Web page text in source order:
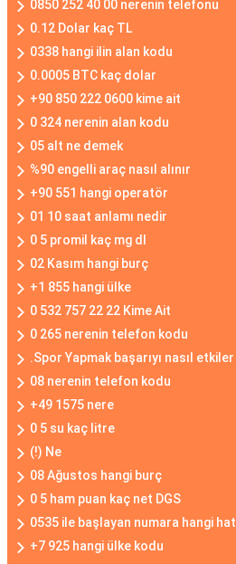
0850 252 40 00 nerenin telefonu
0.12 Dolar kaç TL
0338 hangi ilin alan kodu
0.0005 BTC kaç dolar
+90 850 222 0600 kime ait
0 324 nerenin alan kodu
05 alt ne demek
%90 engelli araç nasıl alınır
+90 551 hangi operatör
01 10 saat anlamı nedir
0 5 promil kaç mg dl
02 Kasım hangi burç
+1 855 hangi ülke
0 532 757 22 22 Kime Ait
0 265 nerenin telefon kodu
.Spor Yapmak başarıyı nasıl etkiler
08 nerenin telefon kodu
+49 1575 nere
0 5 su kaç litre
(!) Ne
08 Ağustos hangi burç
0 5 ham puan kaç net DGS
0535 ile başlayan numara hangi hat
+7 925 hangi ülke kodu